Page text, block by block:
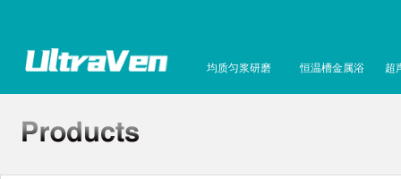
均质匀浆研磨 恒温槽金属浴 超